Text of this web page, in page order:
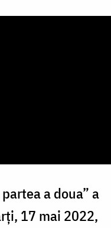
a doua” a
17 mai 2022,